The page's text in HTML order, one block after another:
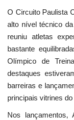
O Circuito Paulista
alto nível técnico
reuniu atletas
bastante
Olímpico de
destaques
barreiras e
principais vitrines
Nos